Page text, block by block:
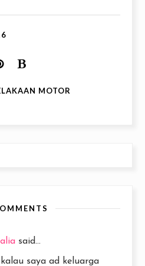
MOTOR
said...
saya ad keluarga